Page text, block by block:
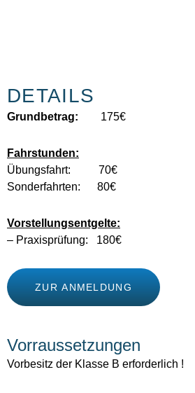
DETAILS
Grundbetrag: 175€
Fahrstunden:
Übungsfahrt: 70€
Sonderfahrten: 80€
Vorstellungsentgelte:
– Praxisprüfung: 180€
ZUR ANMELDUNG
Vorraussetzungen
Vorbesitz der Klasse B erforderlich !